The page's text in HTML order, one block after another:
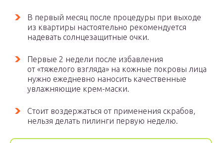
В первый месяц после процедуры при выходе
из квартиры настоятельно рекомендуется
надевать солнцезащитные очки.
Первые 2 недели после избавления
от «тяжелого взгляда» на кожные покровы лица
нужно ежедневно наносить качественные
увлажняющие крем-маски.
Стоит воздержаться от применения скрабов,
нельзя делать пилинги первую неделю.